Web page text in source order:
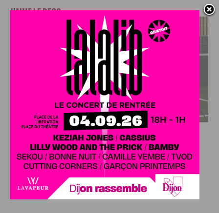
J'AIME LE DFCO
DFCO : RENCONTRE AVEC PIERRE-HENRI DEBALLON,
L’ARTISAN DE LA MONTÉE EN LIGUE 2
INFOS,SPORT
DFCO : Rencontre avec Pierre-Henri
Deballon, l’artisan de la montée en
Ligue 2
Le DFCO est de retour en Ligue 2 après trois ans
d’absence. La saison...